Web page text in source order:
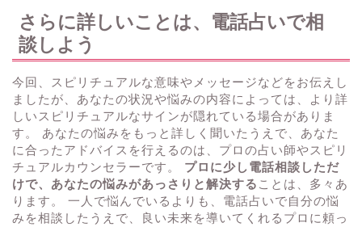
さらに詳しいことは、電話占いで相
談しよう
今回、スピリチュアルな意味やメッセージなどをお伝えし
ましたが、あなたの状況や悩みの内容によっては、より詳
しいスピリチュアルなサインが隠れている場合がありま
す。 あなたの悩みをもっと詳しく聞いたうえで、あなた
に合ったアドバイスを行えるのは、プロの占い師やスピリ
チュアルカウンセラーです。 プロに少し電話相談しただ
けで、あなたの悩みがあっさりと解決する ことは、多々あ
ります。 一人で悩んでいるよりも、電話占いで自分の悩
みを相談したうえで、良い未来を導いてくれるプロに頼っ